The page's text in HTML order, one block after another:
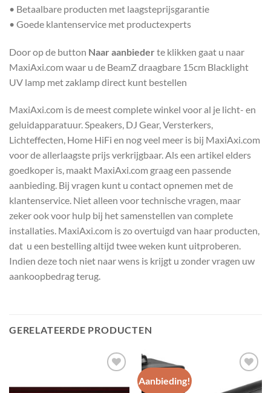
• Betaalbare producten met laagsteprijsgarantie
• Goede klantenservice met productexperts
Door op de button Naar aanbieder te klikken gaat u naar
MaxiAxi.com waar u de BeamZ draagbare 15cm Blacklight
UV lamp met zaklamp direct kunt bestellen
MaxiAxi.com is de meest complete winkel voor al je licht- en
geluidapparatuur. Speakers, DJ Gear, Versterkers,
Lichteffecten, Home HiFi en nog veel meer is bij MaxiAxi.com
voor de allerlaagste prijs verkrijgbaar. Als een artikel elders
goedkoper is, maakt MaxiAxi.com graag een passende
aanbieding. Bij vragen kunt u contact opnemen met de
klantenservice. Niet alleen voor technische vragen, maar
zeker ook voor hulp bij het samenstellen van complete
installaties. MaxiAxi.com is zo overtuigd van haar producten,
dat u een bestelling altijd twee weken kunt uitproberen.
Indien deze toch niet naar wens is krijgt u zonder vragen uw
aankoopbedrag terug.
GERELATEERDE PRODUCTEN
Aanbieding!